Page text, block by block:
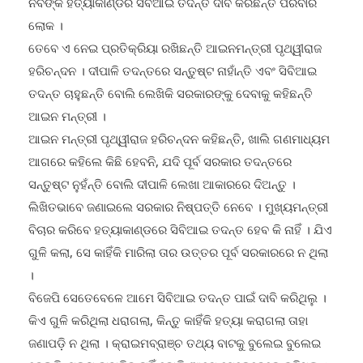
ଲୋକ ।
ତେବେ ଏ ନେଇ ପ୍ରତିକ୍ରିୟା ରଖିଛନ୍ତି ଆଇନମନ୍ତ୍ରୀ ପୃଥ୍ୱୀରାଜ
ହରିଚନ୍ଦନ । ଦୀପାଳି ତଦନ୍ତରେ ସନ୍ତୁଷ୍ଟ ନାହାଁନ୍ତି ଏବଂ ସିବିଆଇ
ତଦନ୍ତ ଚାହୁଛନ୍ତି ବୋଲି ଲେଖିକି ସରକାରଙ୍କୁ ଦେବାକୁ କହିଛନ୍ତି
ଆଇନ ମନ୍ତ୍ରୀ ।
ଆଇନ ମନ୍ତ୍ରୀ ପୃଥ୍ୱୀରାଜ ହରିଚନ୍ଦନ କହିଛନ୍ତି, ଖାଲି ଗଣମାଧ୍ୟମ
ଆଗରେ କହିଲେ କିଛି ହେବନି, ଯଦି ପୂର୍ବ ସରକାର ତଦନ୍ତରେ
ସନ୍ତୁଷ୍ଟ ନୁହଁନ୍ତି ବୋଲି ଦୀପାଳି ଲେଖା ଆକାରରେ ଦିଅନ୍ତୁ ।
ଲିଖିତଭାବେ ଜଣାଇଲେ ସରକାର ନିଷ୍ପତ୍ତି ନେବେ । ମୁଖ୍ୟମନ୍ତ୍ରୀ
ବିଚାର କରିବେ ହତ୍ୟାକାଣ୍ଡରେ ସିବିଆଇ ତଦନ୍ତ ହେବ କି ନାହିଁ । ଯିଏ
ଗୁଳି କଲା, ସେ କାହିଁକି ମାରିଲା ତାର ଉତ୍ତର ପୂର୍ବ ସରକାରରେ ନ ଥିଲା
।
ବିଜେପି ସେତେବେଳେ ଆମେ ସିବିଆଇ ତଦନ୍ତ ପାଇଁ ଦାବି କରିଥିଲୁ ।
କିଏ ଗୁଳି କରିଥିଲା ଧରାଗଲା, କିନ୍ତୁ କାହିଁକି ହତ୍ୟା କରାଗଲା ତାହା
ଜଣାପଡ଼ି ନ ଥିଲା । କ୍ରାଇମବ୍ରାଞ୍ଚ ତଥ୍ୟ ବାଟକୁ ବୁଲେଇ ବୁଲେଇ
ନେଉଛି, ସତ୍ୟ ବାହାରିବ ନାହିଁ ବୋଲି ଆମେ ସେତେବେଳେ କହିଥିଲୁ ।